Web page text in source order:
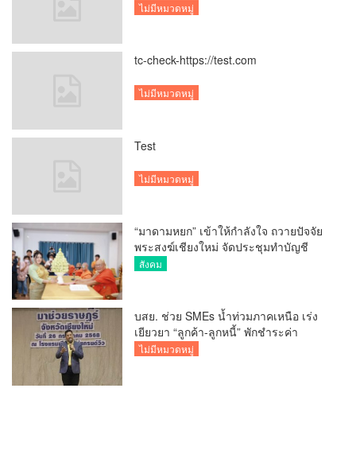
UK
ไม่มีหมวดหมู่
tc-check-https://test.com
ไม่มีหมวดหมู่
Test
ไม่มีหมวดหมู่
“มาดามหยก” เข้าให้กำลังใจ ถวายปัจจัย
พระสงฆ์เชียงใหม่ จัดประชุมทำบัญชี
รายรับรายจ่ายของวัด กว่า 300 รูป ที่วัด
สังคม
บสย. ช่วย SMEs น้ำท่วมภาคเหนือ เร่ง
เยียวยา “ลูกค้า-ลูกหนี้” พักชำระค่า
ธรรมเนียม-ค่างวด
ไม่มีหมวดหมู่